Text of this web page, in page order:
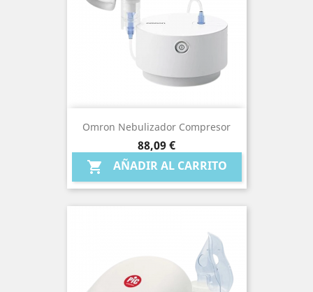
Omron Nebulizador Compresor
Precio
88,09 €
 AÑADIR AL CARRITO